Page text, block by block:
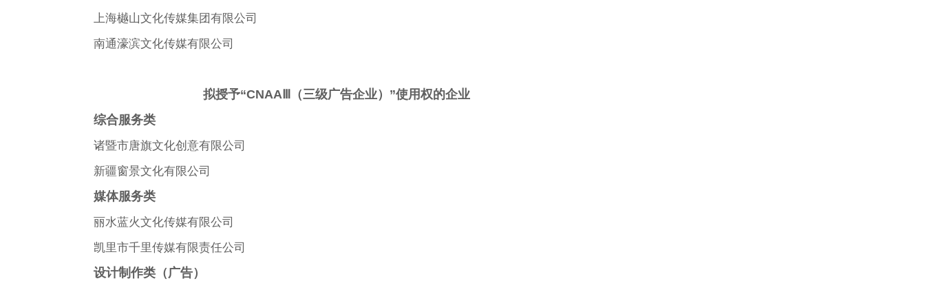
上海樾山文化传媒集团有限公司
南通濠滨文化传媒有限公司
拟授予“CNAAⅢ（三级广告企业）”使用权的企业
综合服务类
诸暨市唐旗文化创意有限公司
新疆窗景文化有限公司
媒体服务类
丽水蓝火文化传媒有限公司
凯里市千里传媒有限责任公司
设计制作类（广告）